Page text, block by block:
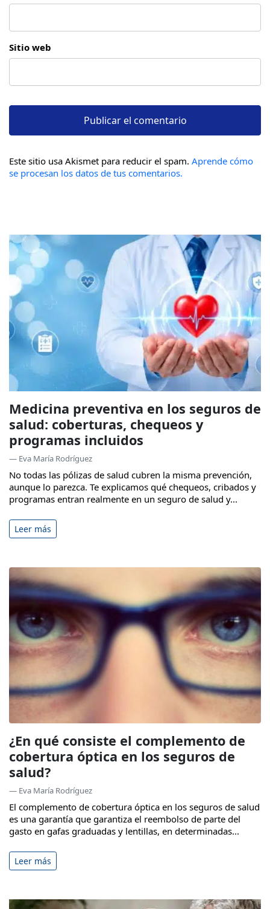
Sitio web
Este sitio usa Akismet para reducir el spam. Aprende cómo
se procesan los datos de tus comentarios.
Medicina preventiva en los seguros de
salud: coberturas, chequeos y
programas incluidos
— Eva María Rodríguez
No todas las pólizas de salud cubren la misma prevención,
aunque lo parezca. Te explicamos qué chequeos, cribados y
programas entran realmente en un seguro de salud y...
Leer más
¿En qué consiste el complemento de
cobertura óptica en los seguros de
salud?
— Eva María Rodríguez
El complemento de cobertura óptica en los seguros de salud
es una garantía que garantiza el reembolso de parte del
gasto en gafas graduadas y lentillas, en determinadas...
Leer más